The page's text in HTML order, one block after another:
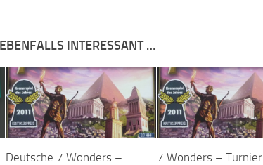
INTERESSANT …
Deutsche 7 Wonders –
7 Wonders – Turnier